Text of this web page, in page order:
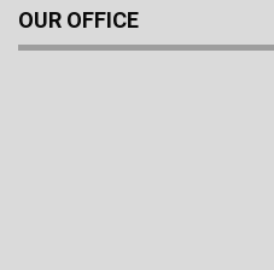
OUR OFFICE